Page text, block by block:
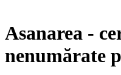
Asanarea -
nenumărate